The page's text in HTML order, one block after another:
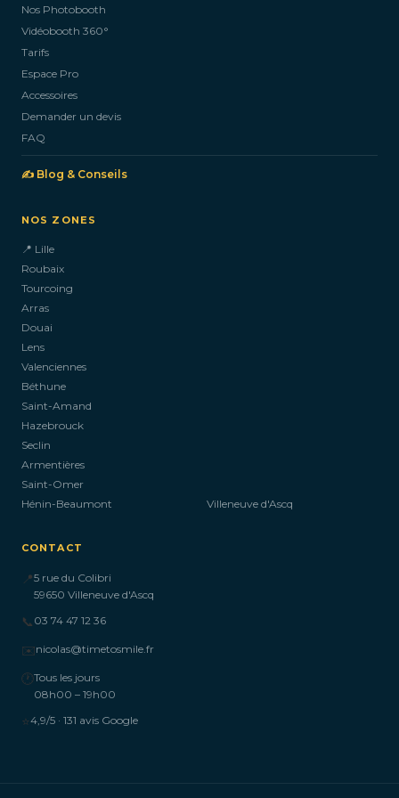
Nos Photobooth
Vidéobooth 360°
Tarifs
Espace Pro
Accessoires
Demander un devis
FAQ
✍️ Blog & Conseils
NOS ZONES
📍 Lille
Roubaix
Tourcoing
Arras
Douai
Lens
Valenciennes
Béthune
Saint-Amand
Hazebrouck
Seclin
Armentières
Saint-Omer
Hénin-Beaumont
Villeneuve d'Ascq
CONTACT
📍5 rue du Colibri
59650 Villeneuve d'Ascq
📞 03 74 47 12 36
✉️nicolas@timetosmile.fr
🕐Tous les jours
08h00 – 19h00
⭐4,9/5 · 131 avis Google